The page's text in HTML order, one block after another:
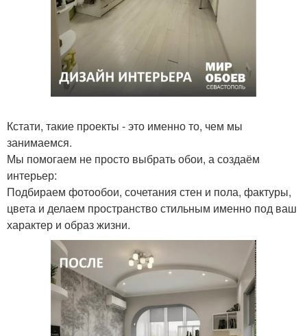
Кстати, такие проекты - это именно то, чем мы
занимаемся.
Мы помогаем не просто выбрать обои, а создаём
интерьер:
Подбираем фотообои, сочетания стен и пола, фактуры,
цвета и делаем пространство стильным именно под ваш
характер и образ жизни.